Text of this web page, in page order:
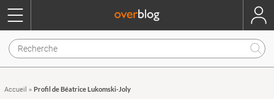
Accueil » Profil de Béatrice Lukomski-Joly